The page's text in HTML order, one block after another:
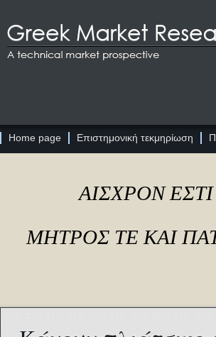
Home page Επιστημονική τεκμηρίωση
ΑΙΣΧΡΟΝ
ΜΗΤΡΟΣ ΤΕ ΚΑΙ